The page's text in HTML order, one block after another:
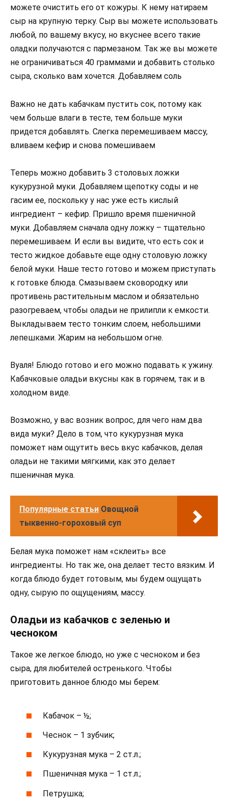
можете очистить его от кожуры. К нему натираем
сыр на крупную терку. Сыр вы можете использовать
любой, по вашему вкусу, но вкуснее всего такие
оладки получаются с пармезаном. Так же вы можете
не ограничиваться 40 граммами и добавить столько
сыра, сколько вам хочется. Добавляем соль
Важно не дать кабачкам пустить сок, потому как
чем больше влаги в тесте, тем больше муки
придется добавлять. Слегка перемешиваем массу,
вливаем кефир и снова помешиваем
Теперь можно добавить 3 столовых ложки
кукурузной муки. Добавляем щепотку соды и не
гасим ее, поскольку у нас уже есть кислый
ингредиент – кефир. Пришло время пшеничной
муки. Добавляем сначала одну ложку – тщательно
перемешиваем. И если вы видите, что есть сок и
тесто жидкое добавьте еще одну столовую ложку
белой муки. Наше тесто готово и можем приступать
к готовке блюда. Смазываем сковородку или
противень растительным маслом и обязательно
разогреваем, чтобы оладьи не прилипли к емкости.
Выкладываем тесто тонким слоем, небольшими
лепешками. Жарим на небольшом огне.
Вуаля! Блюдо готово и его можно подавать к ужину.
Кабачковые оладьи вкусны как в горячем, так и в
холодном виде.
Возможно, у вас возник вопрос, для чего нам два
вида муки? Дело в том, что кукурузная мука
поможет нам ощутить весь вкус кабачков, делая
оладьи не такими мягкими, как это делает
пшеничная мука.
Популярные статьи Овощной
тыквенно-гороховый суп
Белая мука поможет нам «склеить» все
ингредиенты. Но так же, она делает тесто вязким. И
когда блюдо будет готовым, мы будем ощущать
одну, сырую по ощущениям, массу.
Оладьи из кабачков с зеленью и
чесноком
Такое же легкое блюдо, но уже с чесноком и без
сыра, для любителей остренького. Чтобы
приготовить данное блюдо мы берем:
Кабачок – ½;
Чеснок – 1 зубчик;
Кукурузная мука – 2 ст.л.;
Пшеничная мука – 1 ст.л.;
Петрушка;